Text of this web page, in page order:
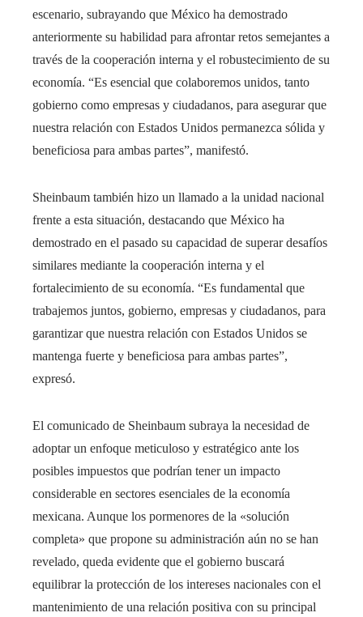
escenario, subrayando que México ha demostrado
anteriormente su habilidad para afrontar retos semejantes a
través de la cooperación interna y el robustecimiento de su
economía. “Es esencial que colaboremos unidos, tanto
gobierno como empresas y ciudadanos, para asegurar que
nuestra relación con Estados Unidos permanezca sólida y
beneficiosa para ambas partes”, manifestó.
Sheinbaum también hizo un llamado a la unidad nacional
frente a esta situación, destacando que México ha
demostrado en el pasado su capacidad de superar desafíos
similares mediante la cooperación interna y el
fortalecimiento de su economía. “Es fundamental que
trabajemos juntos, gobierno, empresas y ciudadanos, para
garantizar que nuestra relación con Estados Unidos se
mantenga fuerte y beneficiosa para ambas partes”,
expresó.
El comunicado de Sheinbaum subraya la necesidad de
adoptar un enfoque meticuloso y estratégico ante los
posibles impuestos que podrían tener un impacto
considerable en sectores esenciales de la economía
mexicana. Aunque los pormenores de la «solución
completa» que propone su administración aún no se han
revelado, queda evidente que el gobierno buscará
equilibrar la protección de los intereses nacionales con el
mantenimiento de una relación positiva con su principal